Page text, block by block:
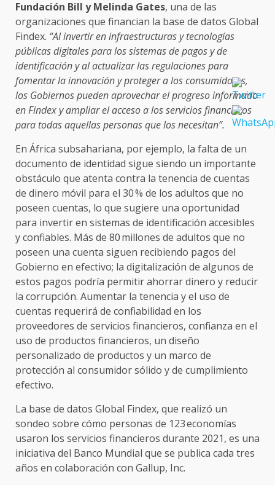
Fundación Bill y Melinda Gates, una de las
organizaciones que financian la base de datos Global
Findex. “Al invertir en infraestructuras y tecnologías
públicas digitales para los sistemas de pagos y de
identificación y al actualizar las regulaciones para
fomentar la innovación y proteger a los consumidores,
los Gobiernos pueden aprovechar el progreso informado
en Findex y ampliar el acceso a los servicios financieros
para todas aquellas personas que los necesitan”.
En África subsahariana, por ejemplo, la falta de un
documento de identidad sigue siendo un importante
obstáculo que atenta contra la tenencia de cuentas
de dinero móvil para el 30 % de los adultos que no
poseen cuentas, lo que sugiere una oportunidad
para invertir en sistemas de identificación accesibles
y confiables. Más de 80 millones de adultos que no
poseen una cuenta siguen recibiendo pagos del
Gobierno en efectivo; la digitalización de algunos de
estos pagos podría permitir ahorrar dinero y reducir
la corrupción. Aumentar la tenencia y el uso de
cuentas requerirá de confiabilidad en los
proveedores de servicios financieros, confianza en el
uso de productos financieros, un diseño
personalizado de productos y un marco de
protección al consumidor sólido y de cumplimiento
efectivo.
La base de datos Global Findex, que realizó un
sondeo sobre cómo personas de 123 economías
usaron los servicios financieros durante 2021, es una
iniciativa del Banco Mundial que se publica cada tres
años en colaboración con Gallup, Inc.